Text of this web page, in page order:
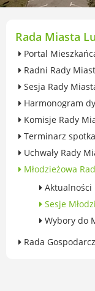
SZYKUJ
Karty
Duża
Rada Miasta
Portal
Radni Rady
Sesja Rady
Harmonogram
Komisje Rady
Terminarz
Uchwały Rady
Młodzieżowa
Aktualności
Sesje
Wybory do
Rada